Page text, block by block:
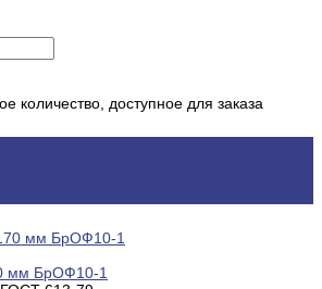
количество, доступное для заказа
мм БрОФ10-1